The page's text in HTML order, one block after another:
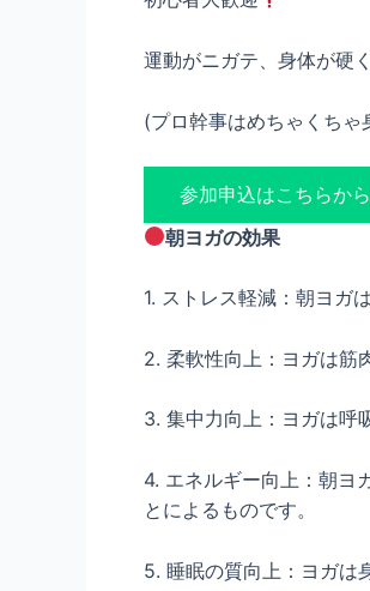
運動がニガテ、身体が硬
(プロ幹事はめちゃくち
参加申込はこちらから
朝ヨガの効果
1. ストレス軽減：朝ヨガ
2. 柔軟性向上：ヨガは筋
3. 集中力向上：ヨガは呼
4. エネルギー向上：朝ヨ
とによるものです。
5. 睡眠の質向上：ヨガは